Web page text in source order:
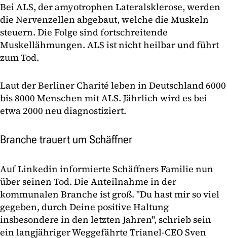
Bei ALS, der amyotrophen Lateralsklerose, werden
die Nervenzellen abgebaut, welche die Muskeln
steuern. Die Folge sind fortschreitende
Muskellähmungen. ALS ist nicht heilbar und führt
zum Tod.
Laut der Berliner Charité leben in Deutschland 6000
bis 8000 Menschen mit ALS. Jährlich wird es bei
etwa 2000 neu diagnostiziert.
Branche trauert um Schäffner
Auf Linkedin informierte Schäffners Familie nun
über seinen Tod. Die Anteilnahme in der
kommunalen Branche ist groß. "Du hast mir so viel
gegeben, durch Deine positive Haltung
insbesondere in den letzten Jahren", schrieb sein
ein langjähriger Weggefährte Trianel-CEO Sven